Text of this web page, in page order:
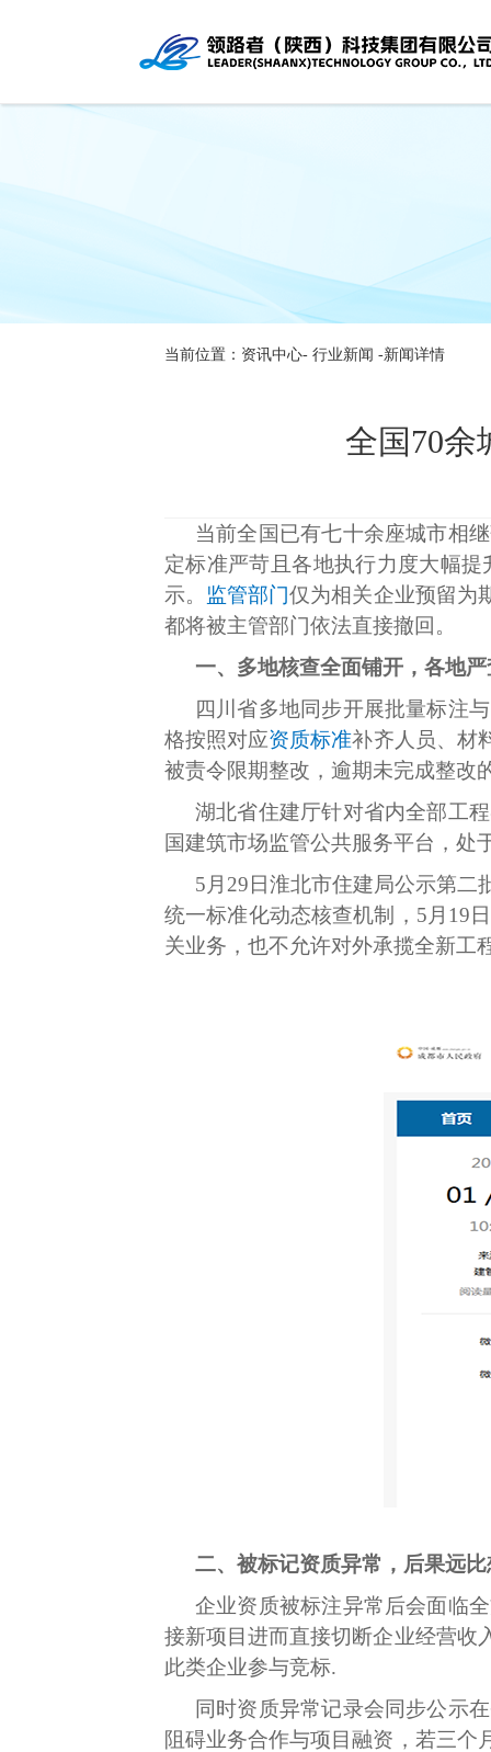
当前位置：资讯中心- 行业新闻 -新闻详情
全国70余
当前全国已有七十余座城市相
定标准严苛且各地执行力度大幅
示。 监管部门仅为相关企业预留为
都将被主管部门依法直接撤回。
一、多地核查全面铺开，各地
四川省多地同步开展批量标注
格按照对应资质标准补齐人员、材
被责令限期整改，逾期未完成整改
湖北省住建厅针对省内全部工
国建筑市场监管公共服务平台，处
5月29日淮北市住建局公示第二
统一标准化动态核查机制，5月19
关业务，也不允许对外承揽全新工
二、被标记资质异常，后果远
企业资质被标注异常后会面临
接新项目进而直接切断企业经营收
此类企业参与竞标.
同时资质异常记录会同步公示
阻碍业务合作与项目融资，若三个